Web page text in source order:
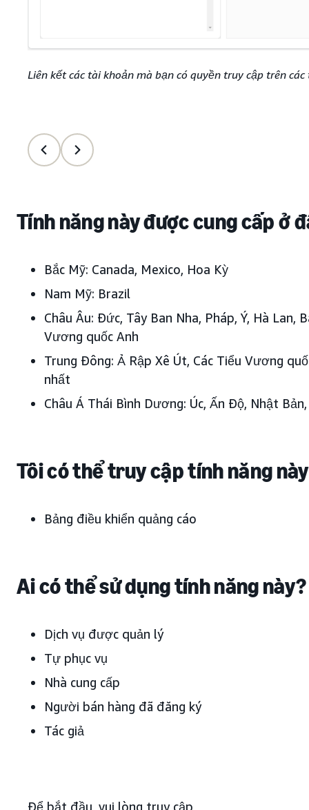
Liên kết các tài khoản mà bạn có quyền truy cập trên
Tính năng này được cung cấp ở
Bắc Mỹ: Canada, Mexico, Hoa Kỳ
Nam Mỹ: Brazil
Châu Âu: Đức, Tây Ban Nha, Pháp, Ý, Hà Lan,
Vương quốc Anh
Trung Đông: Ả Rập Xê Út, Các Tiểu Vương
nhất
Châu Á Thái Bình Dương: Úc, Ấn Độ, Nhật
Tôi có thể truy cập tính năng
Bảng điều khiển quảng cáo
Ai có thể sử dụng tính năng này?
Dịch vụ được quản lý
Tự phục vụ
Nhà cung cấp
Người bán hàng đã đăng ký
Tác giả
Để bắt đầu, vui lòng truy cập